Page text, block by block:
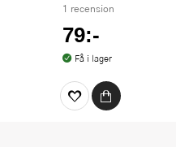
1 recension
79:-
Få i lager